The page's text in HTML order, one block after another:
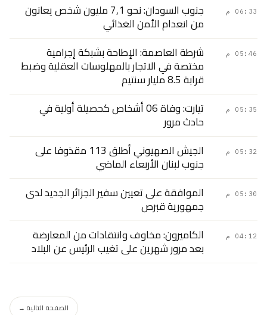
06:33 م جنوب السودان: نحو 7٫1 مليون شخص يعانون
من انعدام الأمن الغذائي
05:46 م شرطة العاصمة: الإطاحة بشبكة إجرامية
مختصة في الاتجار بالمهلوسات العقلية وضبط
قرابة 8.5 مليار سنتيم
05:35 م تيارت: وفاة 06 أشخاص كحصيلة أولية في
حادث مرور
05:32 م الجيش الصهيوني أطلق 113 مقذوفا على
جنوب لبنان الأربعاء الماضي
05:30 م الموافقة على تعيين سفير الجزائر الجديد لدى
جمهورية قبرص
04:12 م الكاميرون: مخاوف وانتقادات من المعارضة
بعد مرور شهرين على تغيب الرئيس عن البلاد
الصفحة التالية →